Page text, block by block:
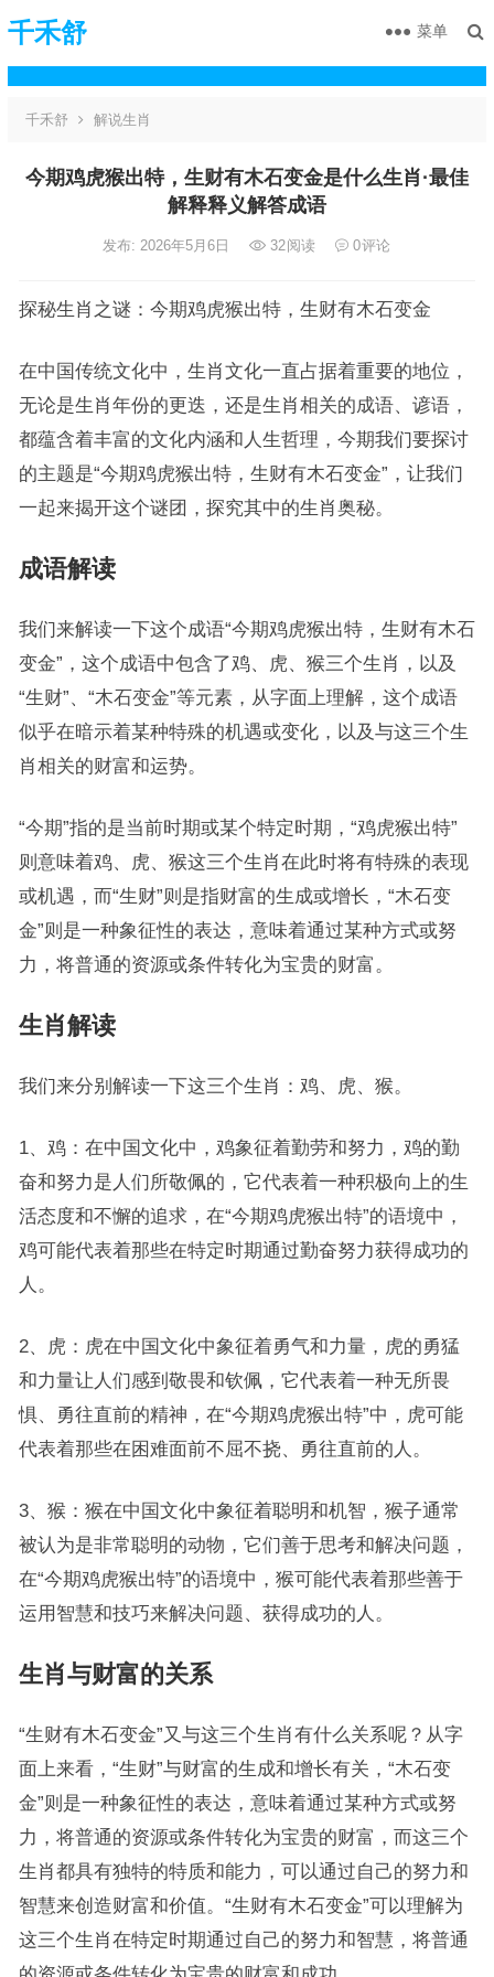
千禾舒 菜单
千禾舒 解说生肖
今期鸡虎猴出特，生财有木石变金是什么生肖·最佳
解释释义解答成语
发布: 2026年5月6日 32阅读 0评论
探秘生肖之谜：今期鸡虎猴出特，生财有木石变金
在中国传统文化中，生肖文化一直占据着重要的地位，
无论是生肖年份的更迭，还是生肖相关的成语、谚语，
都蕴含着丰富的文化内涵和人生哲理，今期我们要探讨
的主题是“今期鸡虎猴出特，生财有木石变金”，让我们
一起来揭开这个谜团，探究其中的生肖奥秘。
成语解读
我们来解读一下这个成语“今期鸡虎猴出特，生财有木石
变金”，这个成语中包含了鸡、虎、猴三个生肖，以及
“生财”、“木石变金”等元素，从字面上理解，这个成语
似乎在暗示着某种特殊的机遇或变化，以及与这三个生
肖相关的财富和运势。
“今期”指的是当前时期或某个特定时期，“鸡虎猴出特”
则意味着鸡、虎、猴这三个生肖在此时将有特殊的表现
或机遇，而“生财”则是指财富的生成或增长，“木石变
金”则是一种象征性的表达，意味着通过某种方式或努
力，将普通的资源或条件转化为宝贵的财富。
生肖解读
我们来分别解读一下这三个生肖：鸡、虎、猴。
1、鸡：在中国文化中，鸡象征着勤劳和努力，鸡的勤
奋和努力是人们所敬佩的，它代表着一种积极向上的生
活态度和不懈的追求，在“今期鸡虎猴出特”的语境中，
鸡可能代表着那些在特定时期通过勤奋努力获得成功的
人。
2、虎：虎在中国文化中象征着勇气和力量，虎的勇猛
和力量让人们感到敬畏和钦佩，它代表着一种无所畏
惧、勇往直前的精神，在“今期鸡虎猴出特”中，虎可能
代表着那些在困难面前不屈不挠、勇往直前的人。
3、猴：猴在中国文化中象征着聪明和机智，猴子通常
被认为是非常聪明的动物，它们善于思考和解决问题，
在“今期鸡虎猴出特”的语境中，猴可能代表着那些善于
运用智慧和技巧来解决问题、获得成功的人。
生肖与财富的关系
“生财有木石变金”又与这三个生肖有什么关系呢？从字
面上来看，“生财”与财富的生成和增长有关，“木石变
金”则是一种象征性的表达，意味着通过某种方式或努
力，将普通的资源或条件转化为宝贵的财富，而这三个
生肖都具有独特的特质和能力，可以通过自己的努力和
智慧来创造财富和价值。“生财有木石变金”可以理解为
这三个生肖在特定时期通过自己的努力和智慧，将普通